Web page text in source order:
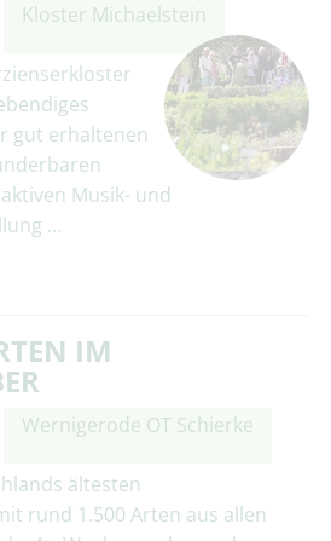
Kloster Michaelstein
gut erhaltenen
Musik- und
…
IM
Wernigerode OT Schierke
ältesten
rund 1.500 Arten aus allen